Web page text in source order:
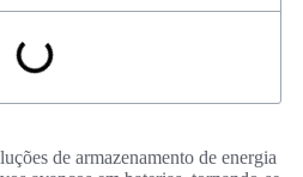
de armazenamento de energia